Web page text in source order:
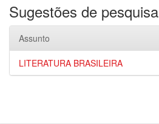
Sugestões de pesquisa
Assunto
LITERATURA BRASILEIRA